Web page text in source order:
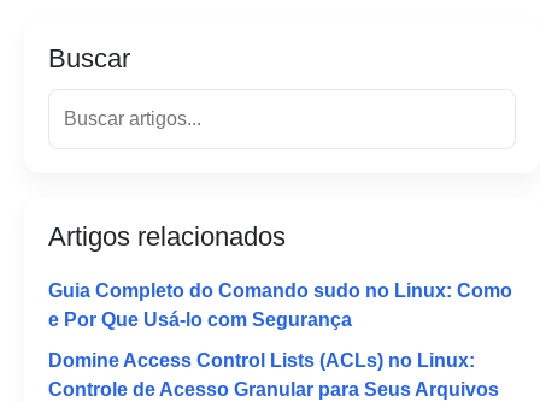
Buscar
Artigos relacionados
Guia Completo do Comando sudo no Linux: Como
e Por Que Usá-lo com Segurança
Domine Access Control Lists (ACLs) no Linux:
Controle de Acesso Granular para Seus Arquivos